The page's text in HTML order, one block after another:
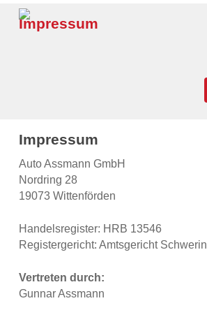
Skip
Impressum
Impressum
Auto Assmann GmbH
Nordring 28
19073 Wittenförden
Handelsregister: HRB 13546
Registergericht: Amtsgericht Schwerin
Vertreten durch:
Gunnar Assmann